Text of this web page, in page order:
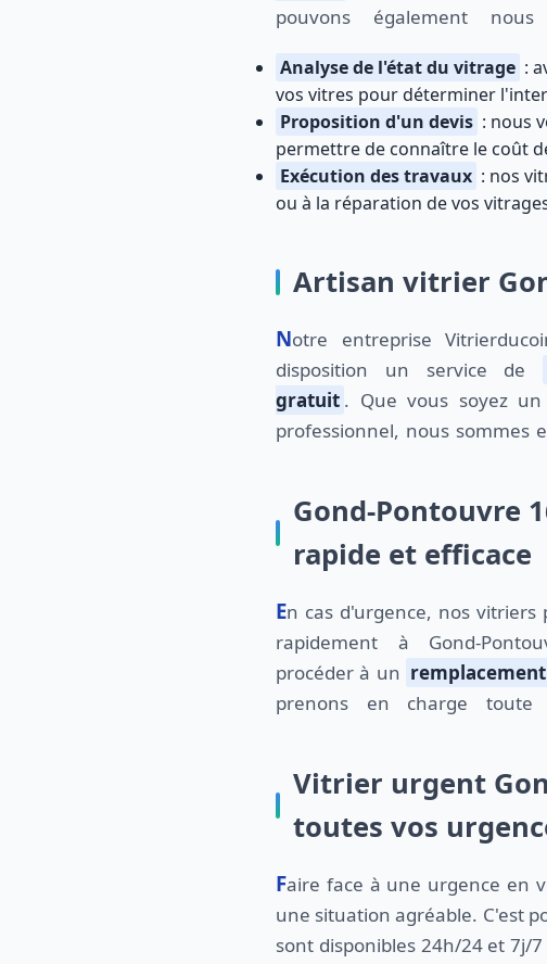
pouvons également
Analyse de l'état du vitrage :
vos vitres pour déterminer
Proposition d'un devis : nous
permettre de connaître le coût
Exécution des travaux : nos
ou à la réparation de vos
Artisan vitrier
Notre entreprise Vitrierducoin.fr met à votre
disposition un service de
gratuit . Que vous soyez
professionnel, nous sommes
Gond-Pontouvre
rapide et efficace
En cas d'urgence, nos vitriers peuvent intervenir
rapidement à Gond-
procéder à un
prenons en charge toute
Vitrier urgent
toutes vos
Faire face à une urgence en vitrerie n'est jamais
une situation agréable. C'est
sont disponibles 24h/24 et 7j/